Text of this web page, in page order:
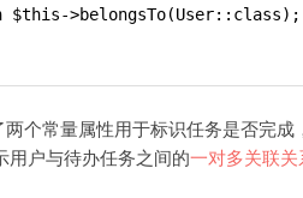
$this->belongsTo(User::class);
个常量属性用于标识任务是否完成
用户与待办任务之间的一对多关联关